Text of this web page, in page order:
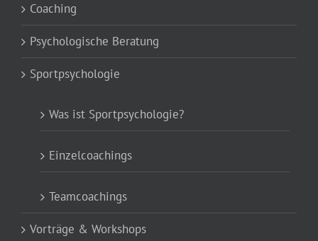
Coaching
Psychologische Beratung
Sportpsychologie
Was ist Sportpsychologie?
Einzelcoachings
Teamcoachings
Vorträge & Workshops